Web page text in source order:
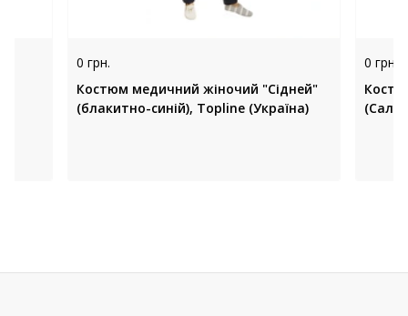
0 грн.
Костюм медичний жіночий "Сідней"
(блакитно-синій), Topline (Україна)
0 грн.